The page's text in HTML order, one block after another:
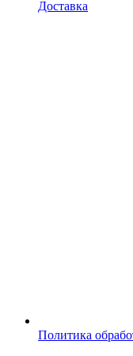
Доставка
Политика